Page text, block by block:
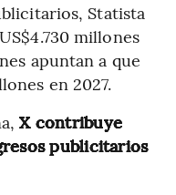
Statista
millones
apuntan a que
en 2027.
X contribuye
publicitarios